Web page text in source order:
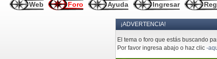
Web Foro Ayuda Ingresar
¡ADVERTENCIA!
El tema o foro que estás buscando
Por favor ingresa abajo o haz clic-